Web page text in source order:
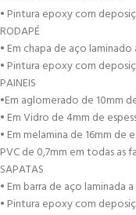
• Pintura epoxy com
RODAPÉ
• Em chapa de aço
• Pintura epoxy com
PAINEIS
•Em aglomerado de 10mm
• Em Vidro de 4mm de
• Em melamina de 16mm de
PVC de 0,7mm em todas as
SAPATAS
• Em barra de aço laminada
• Pintura epoxy com